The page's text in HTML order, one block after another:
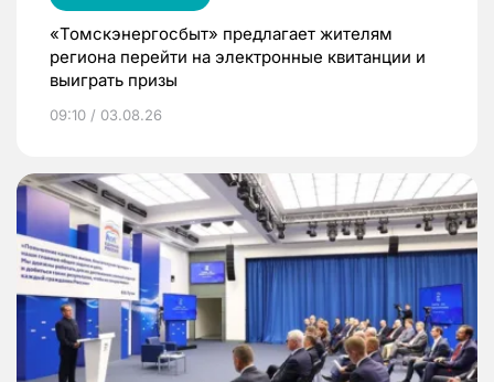
«Томскэнергосбыт» предлагает жителям
региона перейти на электронные квитанции и
выиграть призы
09:10 / 03.08.26